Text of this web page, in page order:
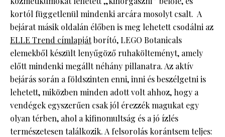
kortól függetlenül mindenki arcára mosolyt csalt. A
bejárat másik oldalán élőben is meg lehetett csodálni az
ELLE Trend címlapjátborító, LEGO Botanicals
elemekből készült lenyűgöző ruhakölteményt, amely
előtt mindenki megállt néhány pillanatra. Az aktív
bejárás során a földszinten enni, inni és beszélgetni is
lehetett, miközben minden adott volt ahhoz, hogy a
vendégek egyszerűen csak jól érezzék magukat egy
olyan térben, ahol a kifinomultság és a jó ízlés
természetesen találkozik. A felsorolás korántsem teljes: